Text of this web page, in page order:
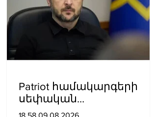
Patriot համակարգերի
սեփական
արտադրությունը
18.58.09.08.2026